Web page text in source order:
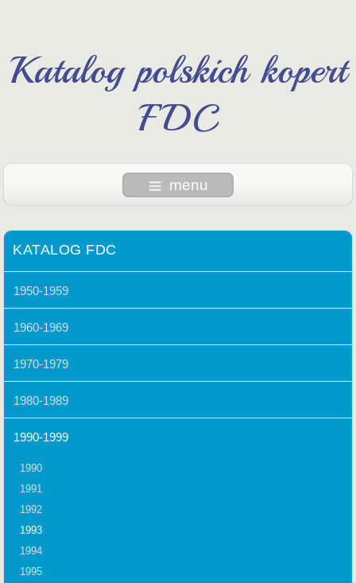
Katalog polskich kopert
FDC
menu
KATALOG FDC
1950-1959
1960-1969
1970-1979
1980-1989
1990-1999
1990
1991
1992
1993
1994
1995